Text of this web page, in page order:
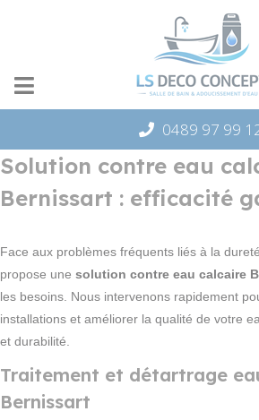
0489 97 99
Solution contre eau
Bernissart : efficacité
Face aux problèmes fréquents liés à la
propose une solution contre eau calcaire
les besoins. Nous intervenons rapidement
installations et améliorer la qualité de votre
et durabilité.
Traitement et détartrage
Bernissart